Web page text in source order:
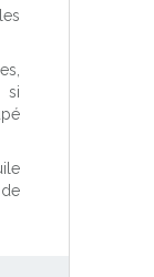
si